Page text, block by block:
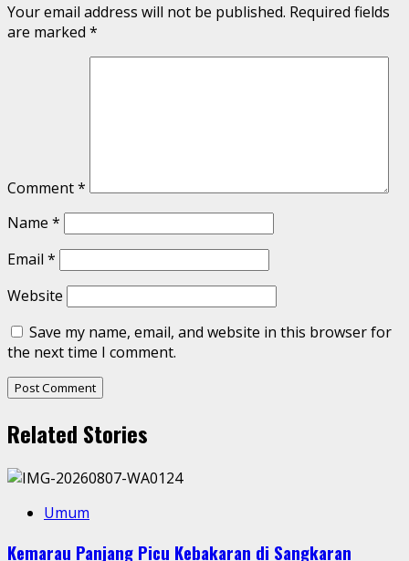
Your email address will not be published. Required fields
are marked *
Comment*
Name *
Email *
Website
Save my name, email, and website in this browser for
the next time I comment.
Related Stories
Umum
Kemarau Panjang Picu Kebakaran di Sangkaran